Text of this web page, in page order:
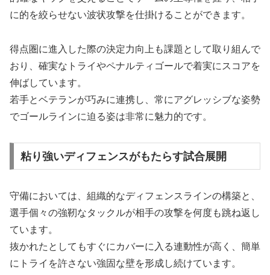
に的を絞らせない波状攻撃を仕掛けることができます。
得点圏に進入した際の決定力向上も課題として取り組んで
おり、確実なトライやペナルティゴールで着実にスコアを
伸ばしています。
若手とベテランが巧みに連携し、常にアグレッシブな姿勢
でゴールラインに迫る姿は非常に魅力的です。
粘り強いディフェンスがもたらす試合展開
守備においては、組織的なディフェンスラインの構築と、
選手個々の強靭なタックルが相手の攻撃を何度も跳ね返し
ています。
抜かれたとしてもすぐにカバーに入る連動性が高く、簡単
にトライを許さない強固な壁を形成し続けています。